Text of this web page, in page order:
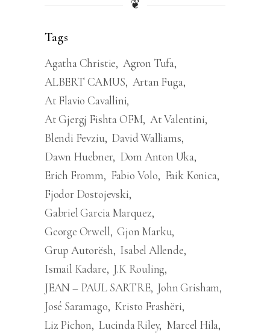
❦
Tags
Agatha Christie Agron Tufa
ALBERT CAMUS Artan Fuga
At Flavio Cavallini
At Gjergj Fishta OFM At Valentini
Blendi Fevziu David Walliams
Dawn Huebner Dom Anton Uka
Erich Fromm
Fabio Volo
Faik Konica
Fjodor Dostojevski
Gabriel Garcia Marquez
George Orwell Gjon Marku
Grup Autorësh Isabel Allende
Ismail Kadare J.K Rouling
JEAN – PAUL SARTRE John Grisham
José Saramago Kristo Frashëri
Liz Pichon Lucinda Riley Marcel Hila